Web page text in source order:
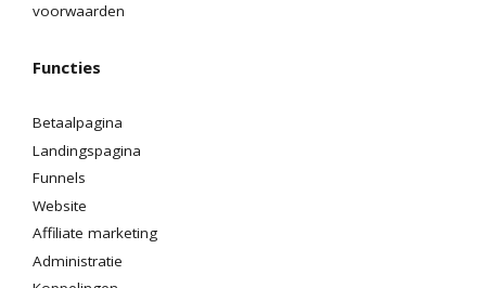
voorwaarden
Functies
Betaalpagina
Landingspagina
Funnels
Website
Affiliate marketing
Administratie